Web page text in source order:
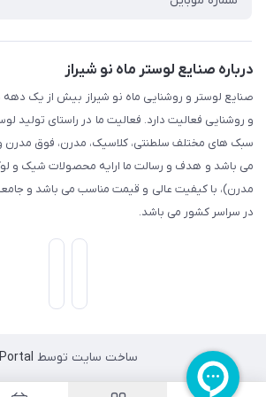
درباره صنایع لوستر ماه نو شیراز
صنایع لوستر و روشنایی ماه نو شیراز بیش از یک دهه
و روشنایی فعالیت دارد. فعالیت ما در راستای تولید
سبک های مختلف سلطنتی، کلاسیک، مدرن، فوق مدرن و
می باشد و هدف و رسالت ما ارایه محصولات شیک و
مدرن)، با کیفیت عالی و قیمت مناسب می باشد و
در سراسر کشور می باشد.
ساخت سایت توسط Portal